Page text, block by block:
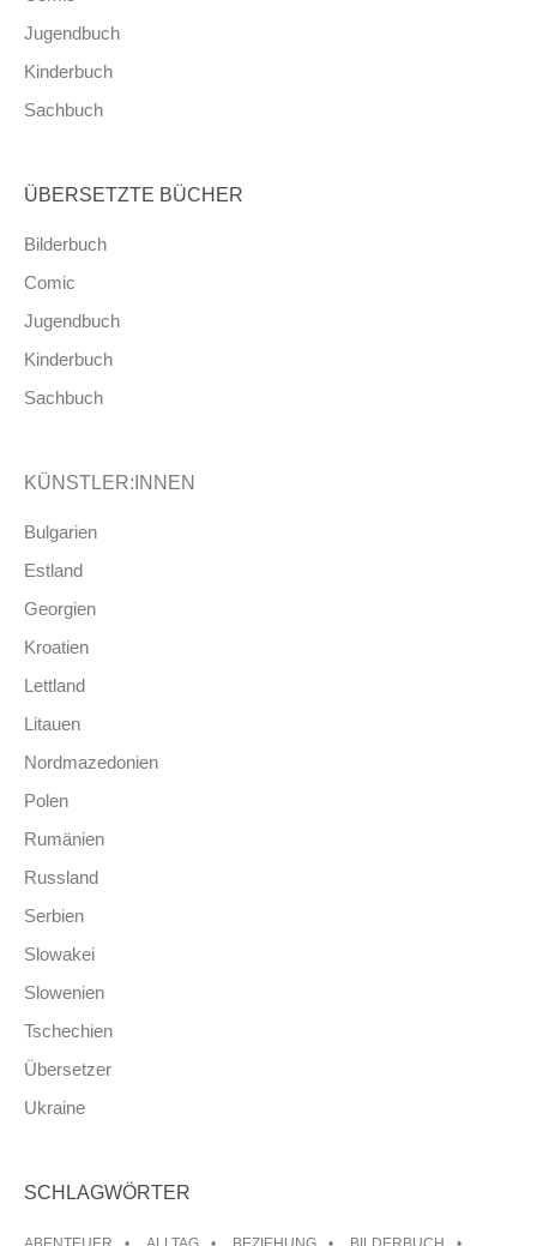
Jugendbuch
Kinderbuch
Sachbuch
ÜBERSETZTE BÜCHER
Bilderbuch
Comic
Jugendbuch
Kinderbuch
Sachbuch
KÜNSTLER:INNEN
Bulgarien
Estland
Georgien
Kroatien
Lettland
Litauen
Nordmazedonien
Polen
Rumänien
Russland
Serbien
Slowakei
Slowenien
Tschechien
Übersetzer
Ukraine
SCHLAGWÖRTER